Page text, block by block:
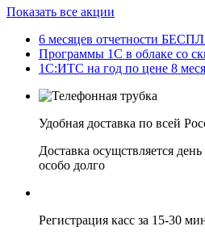
Показать все акции
6 месяцев отчетности
Программы 1С в облаке со
1С:ИТС на год по цене 8
Удобная доставка по всей
Доставка осущствляется
особо долго
Регистрация касс за 15-30